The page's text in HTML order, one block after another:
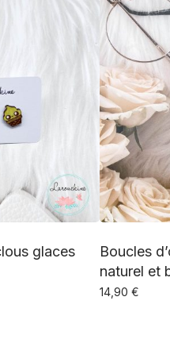
glaces
Boucles
naturel et
14,90 €